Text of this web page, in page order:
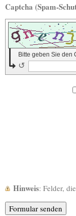
Bitte geben Sie den
↺
Hinweis : Felder,